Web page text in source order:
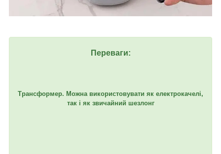
Переваги:
Трансформер. Можна використовувати як електрокачелі,
так і як звичайний шезлонг